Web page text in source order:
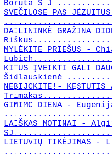
Boruta S J
SVEČIUOSE PAS
.......................
DAILININKĖ GRAŽINA
MYLĖKITE PRIEŠUS -
KITUS ĮVEIKTI GALI
Šidlauskienė
NEBIJOKITE!- KĘSTUTIS
GIMIMO DIENA -
LAIŠKAS MOTINAI -
LIETUVIŲ TIKĖJIMAS -